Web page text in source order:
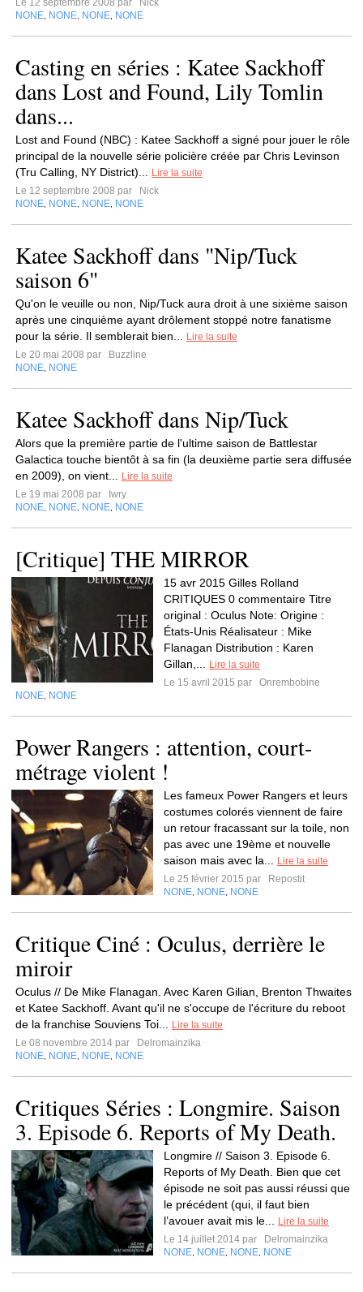
Le 12 septembre 2008 par
Nick
NONE NONE NONE NONE
Casting en séries : Katee Sackhoff
dans Lost and Found, Lily Tomlin
dans...
Lost and Found (NBC) : Katee Sackhoff a signé pour jouer le rôle
principal de la nouvelle série policière créée par Chris Levinson
(Tru Calling, NY District)...
Lire la suite
Le 12 septembre 2008 par
Nick
NONE NONE NONE NONE
Katee Sackhoff dans "Nip/Tuck
saison 6"
Qu'on le veuille ou non, Nip/Tuck aura droit à une sixième saison
après une cinquième ayant drôlement stoppé notre fanatisme
pour la série. Il semblerait bien...
Lire la suite
Le 20 mai 2008 par
Buzzline
NONE NONE
Katee Sackhoff dans Nip/Tuck
Alors que la première partie de l'ultime saison de Battlestar
Galactica touche bientôt à sa fin (la deuxième partie sera diffusée
en 2009), on vient...
Lire la suite
Le 19 mai 2008 par
Iwry
NONE NONE NONE NONE
[Critique] THE MIRROR
15 avr 2015 Gilles Rolland
CRITIQUES 0 commentaire Titre
original : Oculus Note: Origine :
États-Unis Réalisateur : Mike
Flanagan Distribution : Karen
Gillan,...
Lire la suite
Le 15 avril 2015 par
Onrembobine
NONE NONE
Power Rangers : attention, court-
métrage violent !
Les fameux Power Rangers et leurs
costumes colorés viennent de faire
un retour fracassant sur la toile, non
pas avec une 19ème et nouvelle
saison mais avec la...
Lire la suite
Le 25 février 2015 par
Repostit
NONE NONE NONE
Critique Ciné : Oculus, derrière le
miroir
Oculus // De Mike Flanagan. Avec Karen Gilian, Brenton Thwaites
et Katee Sackhoff. Avant qu'il ne s'occupe de l'écriture du reboot
de la franchise Souviens Toi...
Lire la suite
Le 08 novembre 2014 par
Delromainzika
NONE NONE NONE NONE
Critiques Séries : Longmire. Saison
3. Episode 6. Reports of My Death.
Longmire // Saison 3. Episode 6.
Reports of My Death. Bien que cet
épisode ne soit pas aussi réussi que
le précédent (qui, il faut bien
l’avouer avait mis le...
Lire la suite
Le 14 juillet 2014 par
Delromainzika
NONE NONE NONE NONE